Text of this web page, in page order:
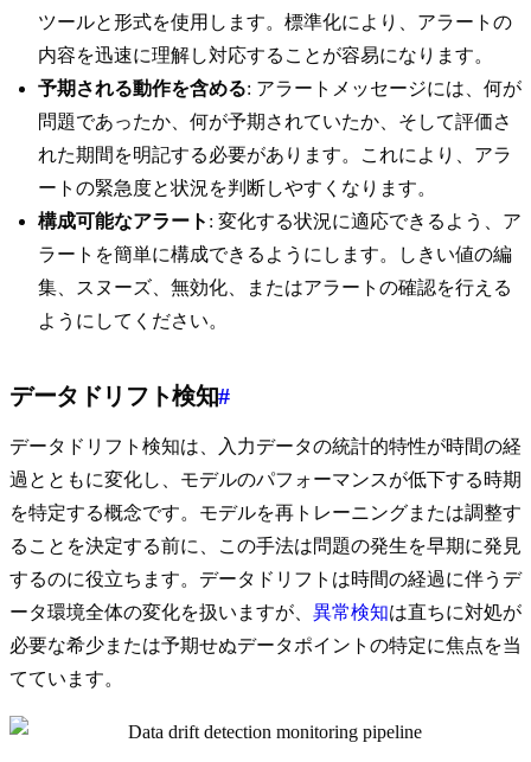
ツールと形式を使用します。標準化により、アラートの
内容を迅速に理解し対応することが容易になります。
予期される動作を含める: アラートメッセージには、何が
問題であったか、何が予期されていたか、そして評価さ
れた期間を明記する必要があります。これにより、アラ
ートの緊急度と状況を判断しやすくなります。
構成可能なアラート : 変化する状況に適応できるよう、ア
ラートを簡単に構成できるようにします。しきい値の編
集、スヌーズ、無効化、またはアラートの確認を行える
ようにしてください。
データドリフト検知#
データドリフト検知は、入力データの統計的特性が時間の経
過とともに変化し、モデルのパフォーマンスが低下する時期
を特定する概念です。モデルを再トレーニングまたは調整す
ることを決定する前に、この手法は問題の発生を早期に発見
するのに役立ちます。データドリフトは時間の経過に伴うデ
ータ環境全体の変化を扱いますが、 異常検知は直ちに対処が
必要な希少または予期せぬデータポイントの特定に焦点を当
てています。